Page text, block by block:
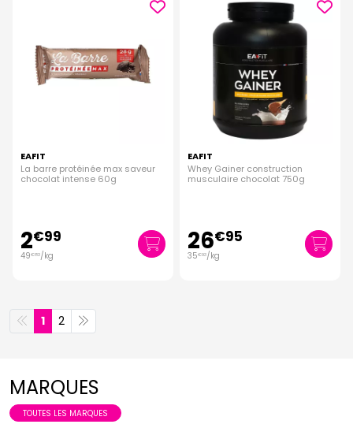
EAFIT
La barre protéinée max saveur
chocolat intense 60g
2€99
49€83/kg
EAFIT
Whey Gainer construction
musculaire chocolat 750g
26€95
35€93/kg
1 2
MARQUES
TOUTES LES MARQUES